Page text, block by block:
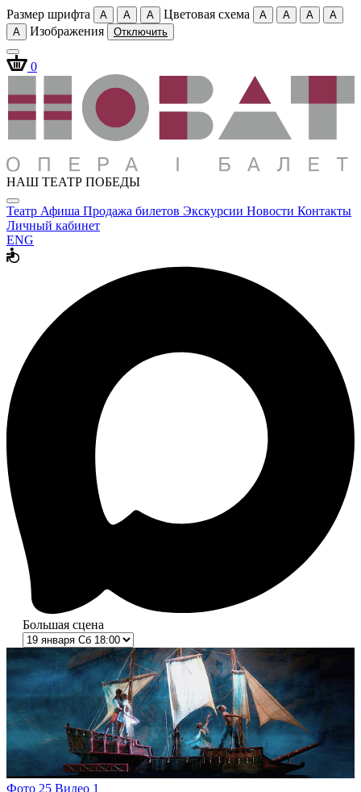
Размер шрифта A A A Цветовая схема A A A
A
A
Изображения Отключить
0
НАШ ТЕАТР ПОБЕДЫ
Театр Афиша Продажа билетов Экскурсии Новости Контакты
Личный кабинет
ENG
Большая сцена
Фото 25 Видео 1